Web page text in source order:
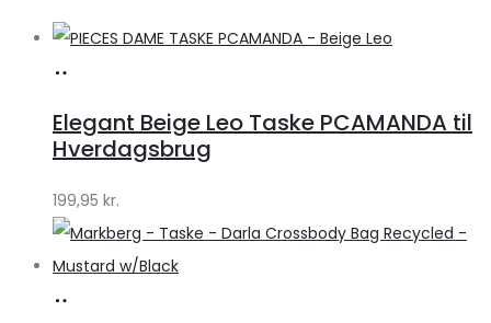
Klædeskabet.dk
Elegant Beige Leo Taske PCAMANDA til
Hverdagsbrug
199,95 kr.